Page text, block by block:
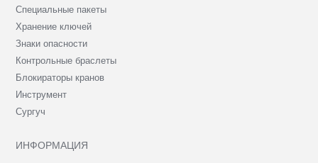
Специальные пакеты
Хранение ключей
Знаки опасности
Контрольные браслеты
Блокираторы кранов
Инструмент
Сургуч
ИНФОРМАЦИЯ